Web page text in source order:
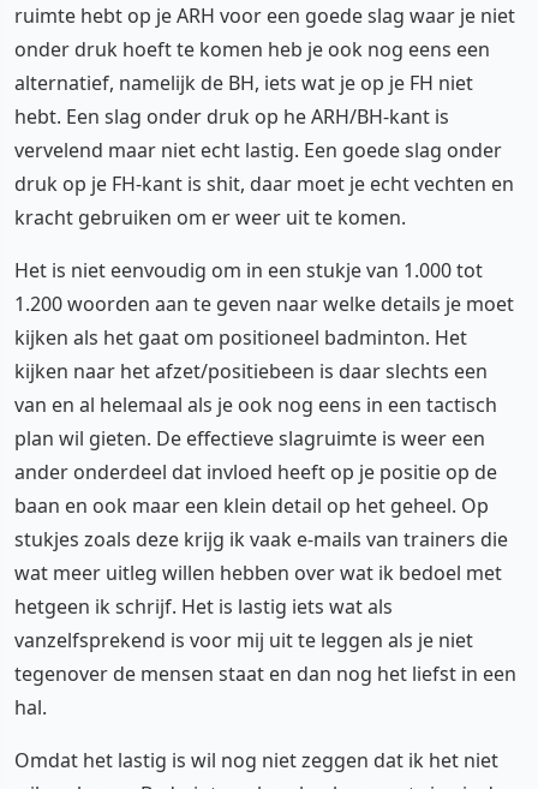
ruimte hebt op je ARH voor een goede slag waar je niet
onder druk hoeft te komen heb je ook nog eens een
alternatief, namelijk de BH, iets wat je op je FH niet
hebt. Een slag onder druk op he ARH/BH-kant is
vervelend maar niet echt lastig. Een goede slag onder
druk op je FH-kant is shit, daar moet je echt vechten en
kracht gebruiken om er weer uit te komen.
Het is niet eenvoudig om in een stukje van 1.000 tot
1.200 woorden aan te geven naar welke details je moet
kijken als het gaat om positioneel badminton. Het
kijken naar het afzet/positiebeen is daar slechts een
van en al helemaal als je ook nog eens in een tactisch
plan wil gieten. De effectieve slagruimte is weer een
ander onderdeel dat invloed heeft op je positie op de
baan en ook maar een klein detail op het geheel. Op
stukjes zoals deze krijg ik vaak e-mails van trainers die
wat meer uitleg willen hebben over wat ik bedoel met
hetgeen ik schrijf. Het is lastig iets wat als
vanzelfsprekend is voor mij uit te leggen als je niet
tegenover de mensen staat en dan nog het liefst in een
hal.
Omdat het lastig is wil nog niet zeggen dat ik het niet